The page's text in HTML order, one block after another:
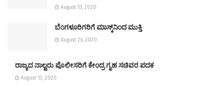
August 13, 2020
ಬೆಂಗಳೂರಿಗರಿಗೆ ಮಾಸ್ಕ್‌ನಿಂದ ಮುಕ್ತಿ
August 26, 2020
ರಾಜ್ಯದ ನಾಲ್ವರು ಪೊಲೀಸರಿಗೆ ಕೇಂದ್ರ ಗೃಹ ಸಚಿವರ ಪದಕ
August 13, 2020